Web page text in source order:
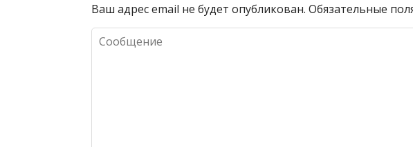
Ваш адрес email не будет опубликован. Обязательные